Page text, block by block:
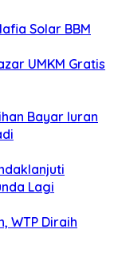
Solar BBM
UMKM Gratis
Bayar Iuran
Lagi
WTP Diraih